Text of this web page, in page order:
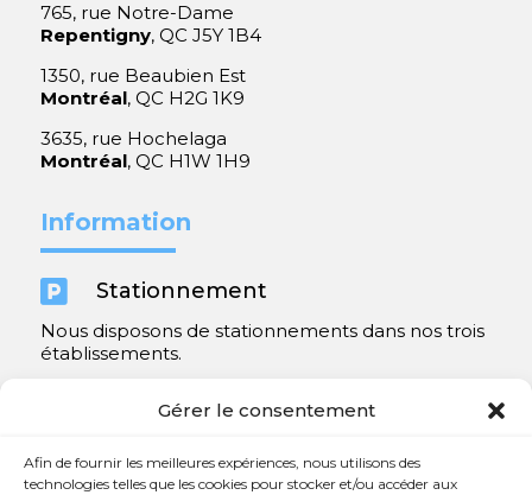
Gérer le consentement
Afin de fournir les meilleures expériences, nous utilisons des
technologies telles que les cookies pour stocker et/ou accéder aux
765, rue Notre-Dame
Repentigny, QC J5Y 1B4
1350, rue Beaubien Est
Montréal, QC H2G 1K9
3635, rue Hochelaga
Montréal, QC H1W 1H9
Information
 Stationnement
Nous disposons de stationnements dans nos trois
établissements.
Contact